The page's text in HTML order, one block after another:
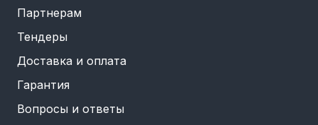
Партнерам
Тендеры
Доставка и оплата
Гарантия
Вопросы и ответы